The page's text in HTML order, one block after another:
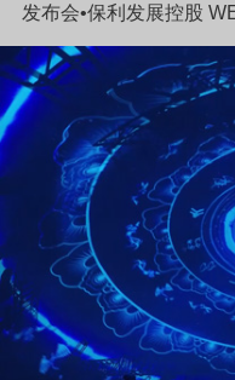
发布会•保利发展控股